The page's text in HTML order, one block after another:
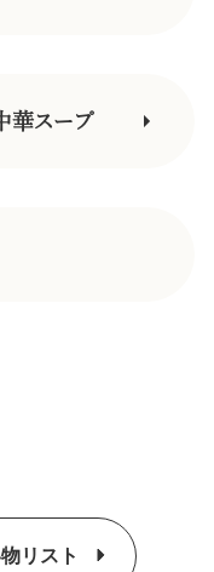
華スープ
リスト